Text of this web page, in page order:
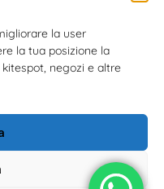
la user
la tua posizione la
negozi e altre